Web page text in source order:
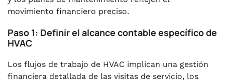
movimiento financiero preciso.
Paso 1: Definir el alcance contable específico de
HVAC
Los flujos de trabajo de HVAC implican una gestión
financiera detallada de las visitas de servicio, los